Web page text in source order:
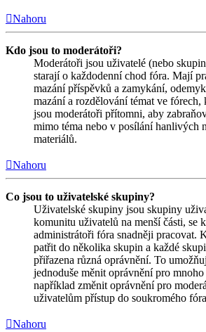
Nahoru
Kdo jsou to moderátoři?
Moderátoři jsou uživatelé (nebo
starají o každodenní chod fóra. Mají
mazání příspěvků a zamykání,
mazání a rozdělování témat ve fórech,
jsou moderátoři přítomni, aby
mimo téma nebo v posílání hanlivých
materiálů.
Nahoru
Co jsou to uživatelské skupiny?
Uživatelské skupiny jsou skupiny
komunitu uživatelů na menší části, se
administrátoři fóra snadněji pracovat.
patřit do několika skupin a každé
přiřazena různá oprávnění. To
jednoduše měnit oprávnění pro
například změnit oprávnění pro
uživatelům přístup do soukromého
Nahoru